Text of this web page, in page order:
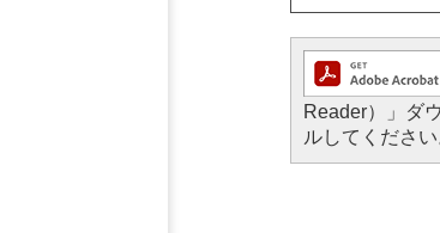
Reader）」ダ
ルしてください